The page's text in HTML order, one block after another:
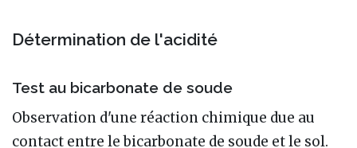
Détermination de l'acidité
Test au bicarbonate de soude
Observation d'une réaction chimique due au
contact entre le bicarbonate de soude et le sol.